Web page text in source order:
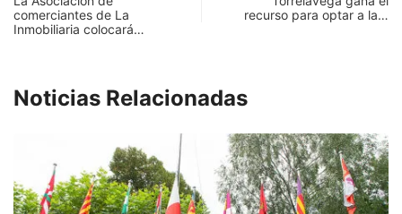
comerciantes de La
Inmobiliaria colocará…
recurso para optar a la…
Noticias Relacionadas